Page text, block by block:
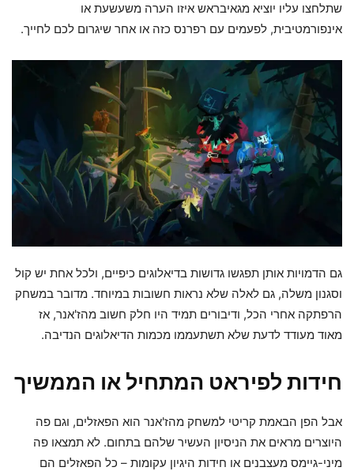
שתלחצו עליו יוציא מגאיבראש איזו הערה משעשעת או
אינפורמטיבית, לפעמים עם רפרנס כזה או אחר שיגרום לכם לחייך.
גם הדמויות אותן תפגשו גדושות בדיאלוגים כיפיים, ולכל אחת יש קול
וסגנון משלה, גם לאלה שלא נראות חשובות במיוחד. מדובר במשחק
הרפתקה אחרי הכל, ודיבורים תמיד היו חלק חשוב מהז'אנר, אז
מאוד מעודד לדעת שלא תשתעממו מכמות הדיאלוגים הנדיבה.
חידות לפיראט המתחיל או הממשיך
אבל הפן הבאמת קריטי למשחק מהז'אנר הוא הפאזלים, וגם פה
היוצרים מראים את הניסיון העשיר שלהם בתחום. לא תמצאו פה
מיני-גיימס מעצבנים או חידות היגיון עקומות – כל הפאזלים הם